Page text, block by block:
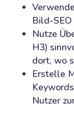
Bild-
Nutze
H3)
dort, wo
Erstelle
Nutzer